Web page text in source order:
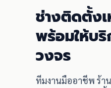
ช่างติดตั้ง
พร้อมให้บ
วงจร
ทีมงานมืออาชีพ ร้า